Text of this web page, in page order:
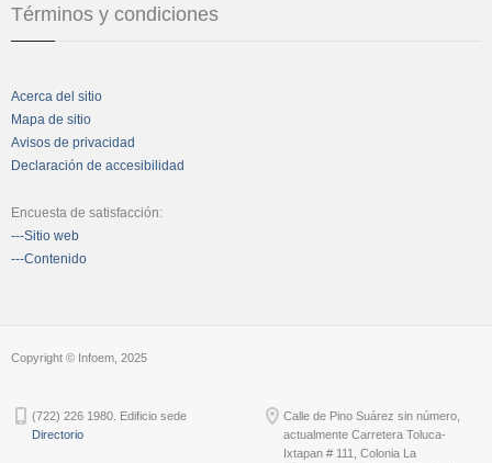
Términos y condiciones
Acerca del sitio
Mapa de sitio
Avisos de privacidad
Declaración de accesibilidad
Encuesta de satisfacción:
---Sitio web
---Contenido
Copyright © Infoem, 2025
(722) 226 1980. Edificio sede
Directorio
Calle de Pino Suárez sin número,
actualmente Carretera Toluca-
Ixtapan # 111, Colonia La